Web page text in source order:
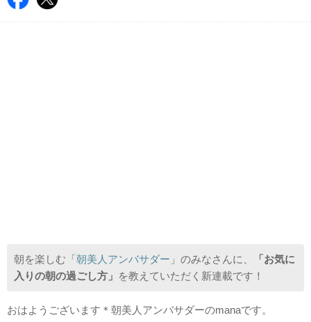
朝を楽しむ「朝美人アンバサダー 」のみなさんに、
「お気に
入りの朝の過ごし方」 を教えていただく新連載です！
おはようございます＊朝美人アンバサダーのmanaです。